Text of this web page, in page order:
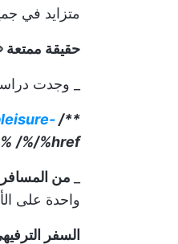
متزايد في
حقيقة ممتعة
_ وجدت
**/ href/
/%/%href/
من
واحدة على
السفر